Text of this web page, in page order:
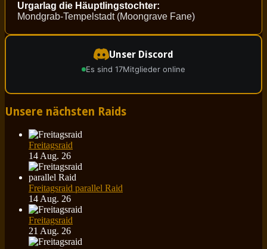
Urgarlag die Häuptlingstochter:
Mondgrab-Tempelstadt (Moongrave Fane)
Unser Discord
Es sind 17Mitglieder online
Unsere nächsten Raids
Freitagsraid
14 Aug. 26
Freitagsraid parallel Raid
14 Aug. 26
Freitagsraid
21 Aug. 26